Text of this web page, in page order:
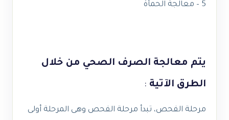
5 – معالجة الحمأة
يتم معالجة الصرف الصحي من خلال
الطرق الآتية :
مرحلة الفحص، تبدأ مرحلة الفحص وهى المرحلة أولى